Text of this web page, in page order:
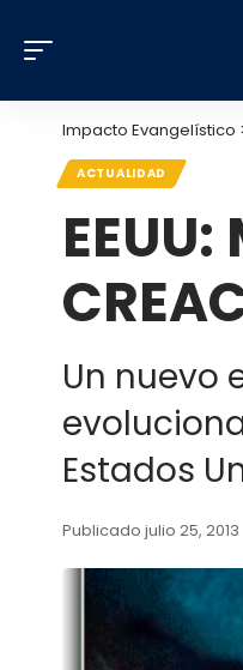
Impacto Evangelístico
ACTUALIDAD
EEUU:
Un nuevo
Estados
Publicado julio 25, 2013